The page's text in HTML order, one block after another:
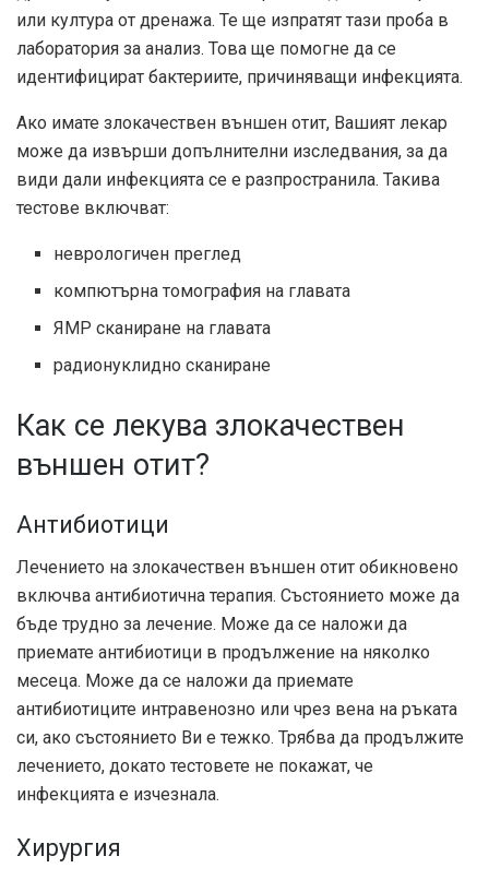
или култура от дренажа. Те ще изпратят тази проба в
лаборатория за анализ. Това ще помогне да се
идентифицират бактериите, причиняващи инфекцията.
Ако имате злокачествен външен отит, Вашият лекар
може да извърши допълнителни изследвания, за да
види дали инфекцията се е разпространила. Такива
тестове включват:
неврологичен преглед
компютърна томография на главата
ЯМР сканиране на главата
радионуклидно сканиране
Как се лекува злокачествен
външен отит?
Антибиотици
Лечението на злокачествен външен отит обикновено
включва антибиотична терапия. Състоянието може да
бъде трудно за лечение. Може да се наложи да
приемате антибиотици в продължение на няколко
месеца. Може да се наложи да приемате
антибиотиците интравенозно или чрез вена на ръката
си, ако състоянието Ви е тежко. Трябва да продължите
лечението, докато тестовете не покажат, че
инфекцията е изчезнала.
Хирургия